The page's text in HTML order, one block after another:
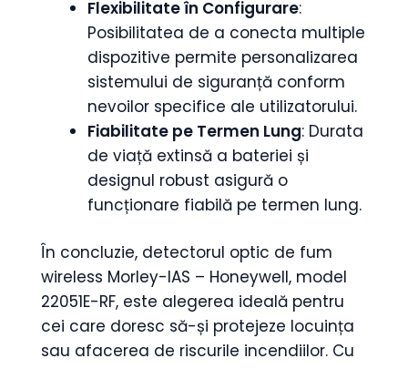
Flexibilitate în Configurare:
Posibilitatea de a conecta multiple
dispozitive permite personalizarea
sistemului de siguranță conform
nevoilor specifice ale utilizatorului.
Fiabilitate pe Termen Lung: Durata
de viață extinsă a bateriei și
designul robust asigură o
funcționare fiabilă pe termen lung.
În concluzie, detectorul optic de fum
wireless Morley-IAS – Honeywell, model
22051E-RF, este alegerea ideală pentru
cei care doresc să-și protejeze locuința
sau afacerea de riscurile incendiilor. Cu